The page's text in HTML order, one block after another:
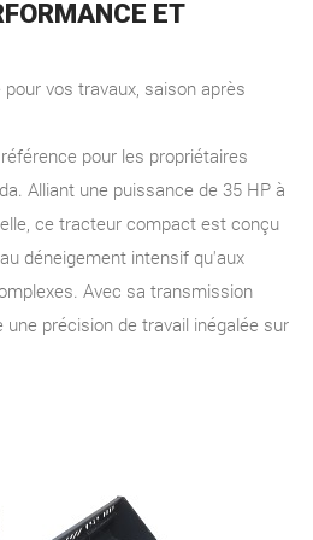
ET
vos travaux, saison après
pour les propriétaires
Alliant une puissance de 35 HP à
ce tracteur compact est conçu
déneigement intensif qu'aux
Avec sa transmission
précision de travail inégalée sur